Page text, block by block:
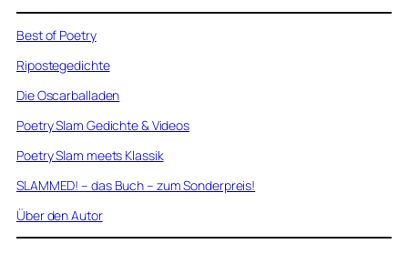
Best of Poetry
Ripostegedichte
Die Oscarballaden
Poetry Slam Gedichte & Videos
Poetry Slam meets Klassik
SLAMMED! – das Buch – zum Sonderpreis!
Über den Autor